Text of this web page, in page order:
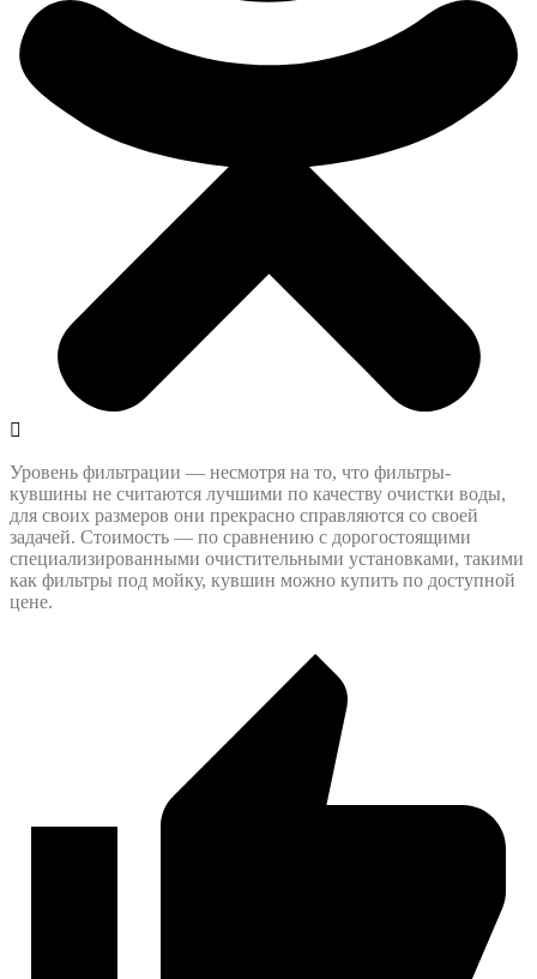
Уровень фильтрации — несмотря на то, что фильтры-
кувшины не считаются лучшими по качеству очистки воды,
для своих размеров они прекрасно справляются со своей
задачей. Стоимость — по сравнению с дорогостоящими
специализированными очистительными установками, такими
как фильтры под мойку, кувшин можно купить по доступной
цене.